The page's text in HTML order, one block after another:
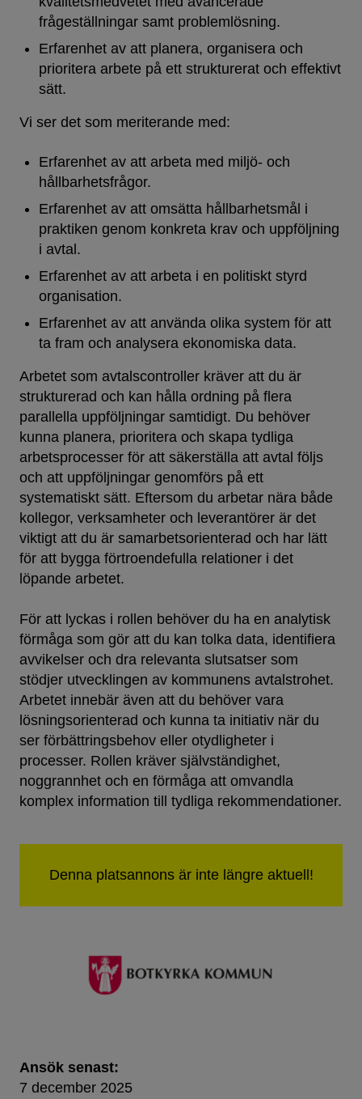
frågeställningar samt problemlösning.
Erfarenhet av att planera, organisera och
prioritera arbete på ett strukturerat och effektivt
sätt.
Vi ser det som meriterande med:
Erfarenhet av att arbeta med miljö- och
hållbarhetsfrågor.
Erfarenhet av att omsätta hållbarhetsmål i
praktiken genom konkreta krav och uppföljning
i avtal.
Erfarenhet av att arbeta i en politiskt styrd
organisation.
Erfarenhet av att använda olika system för att
ta fram och analysera ekonomiska data.
Arbetet som avtalscontroller kräver att du är
strukturerad och kan hålla ordning på flera
parallella uppföljningar samtidigt. Du behöver
kunna planera, prioritera och skapa tydliga
arbetsprocesser för att säkerställa att avtal följs
och att uppföljningar genomförs på ett
systematiskt sätt. Eftersom du arbetar nära både
kollegor, verksamheter och leverantörer är det
viktigt att du är samarbetsorienterad och har lätt
för att bygga förtroendefulla relationer i det
löpande arbetet.
För att lyckas i rollen behöver du ha en analytisk
förmåga som gör att du kan tolka data, identifiera
avvikelser och dra relevanta slutsatser som
stödjer utvecklingen av kommunens avtalstrohet.
Arbetet innebär även att du behöver vara
lösningsorienterad och kunna ta initiativ när du
ser förbättringsbehov eller otydligheter i
processer. Rollen kräver självständighet,
noggrannhet och en förmåga att omvandla
komplex information till tydliga rekommendationer.
Ansök senast:
7 december 2025